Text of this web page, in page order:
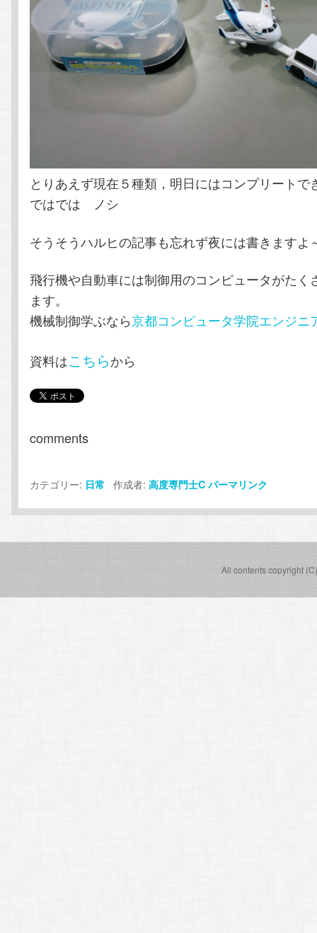
とりあえず現在５種類，明日にはコンプリートで
ではでは ノシ
そうそうハルヒの記事も忘れず夜には書きますよ
飛行機や自動車には制御用のコンピュータがたく
ます。
機械制御学ぶなら京都コンピュータ学院エンジニ
資料はこちらから
comments
カテゴリー: 日常 作成者:高度専門士C パーマリンク
All contents copyright